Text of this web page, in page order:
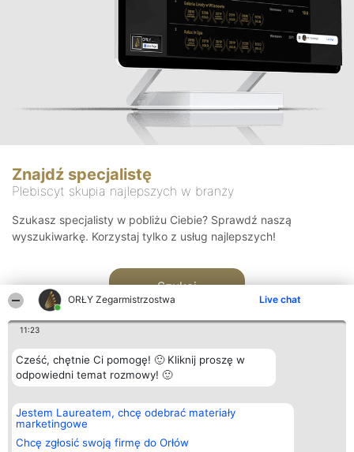
ORŁY Zegarmistrzostwa Live chat
11:23
Cześć, chętnie Ci pomogę! 🙂 Kliknij proszę w
odpowiedni temat rozmowy! 🙂
Jestem Laureatem, chcę odebrać materiały
marketingowe
Chcę zgłosić swoją firmę do Orłów
Znajdź specjalistę
Plebiscyt skupia najlepszych w branży
Szukasz specjalisty w pobliżu Ciebie? Sprawdź naszą
wyszukiwarkę. Korzystaj tylko z usług najlepszych!
Szukaj
Organizator plebiscytu
Bright Side Solutions sp. z o.
o. sp. k.
ul. Ruska 22
Wrocław 50-079
Plebiscyt
Laureaci
wszystkich
Laureatów
Kontakt
Kontakt